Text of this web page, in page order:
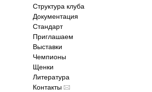
Структура клуба
Документация
Стандарт
Приглашаем
Выставки
Чемпионы
Щенки
Литература
Контакты